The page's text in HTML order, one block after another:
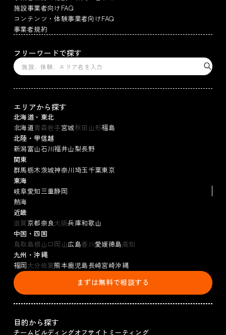
まずは無料で相談する
施設事業者向けFAQ
コンテンツ・体験事業者向けFAQ
事業者規約
フリーワードで探す
エリアから探す
北海道・東北
北海道青森岩手宮城秋田 山形福島
北陸・甲信越
新潟富山石川福井山梨長野
関東
群馬栃木茨城神奈川埼玉千葉東京
東海
岐阜愛知三重静岡
熱海
近畿
滋賀京都奈良大阪兵庫和歌山
中国・四国
鳥取島根 山口岡山広島香川愛媛徳島高知
九州・沖縄
福岡大分佐賀熊本鹿児島長崎宮崎沖縄
目的から探す
チームビルディングオフサイトミーティング